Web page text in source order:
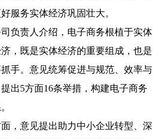
服务实体经济巩固壮大。
责人介绍，电子商务根植于实体
，既是实体经济的重要组成，也是
手。意见统筹促进与规范、效率与
出5方面16条举措，构建电子商务
意见提出助力中小企业转型、深